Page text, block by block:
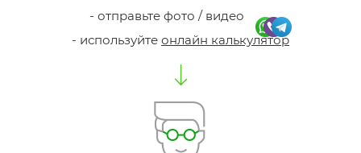
- отправьте фото / видео
- используйте онлайн калькулятор